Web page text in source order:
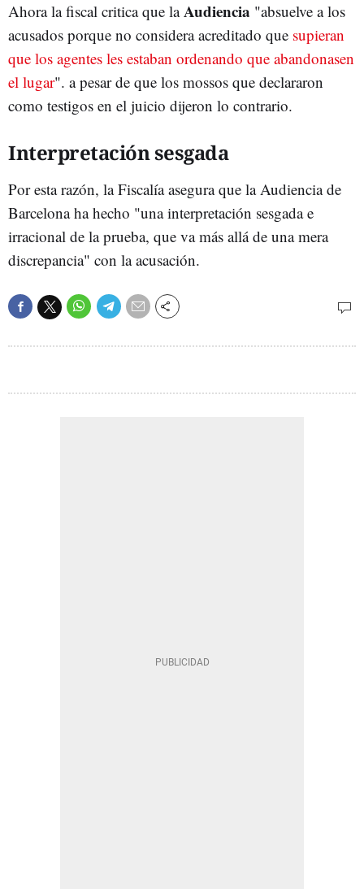
Ahora la fiscal critica que laAudiencia "absuelve a los
acusados porque no considera acreditado que supieran
que los agentes les estaban ordenando que abandonasen
el lugar". a pesar de que los mossos que declararon
como testigos en el juicio dijeron lo contrario.
Interpretación sesgada
Por esta razón, la Fiscalía asegura que la Audiencia de
Barcelona ha hecho "una interpretación sesgada e
irracional de la prueba, que va más allá de una mera
discrepancia" con la acusación.